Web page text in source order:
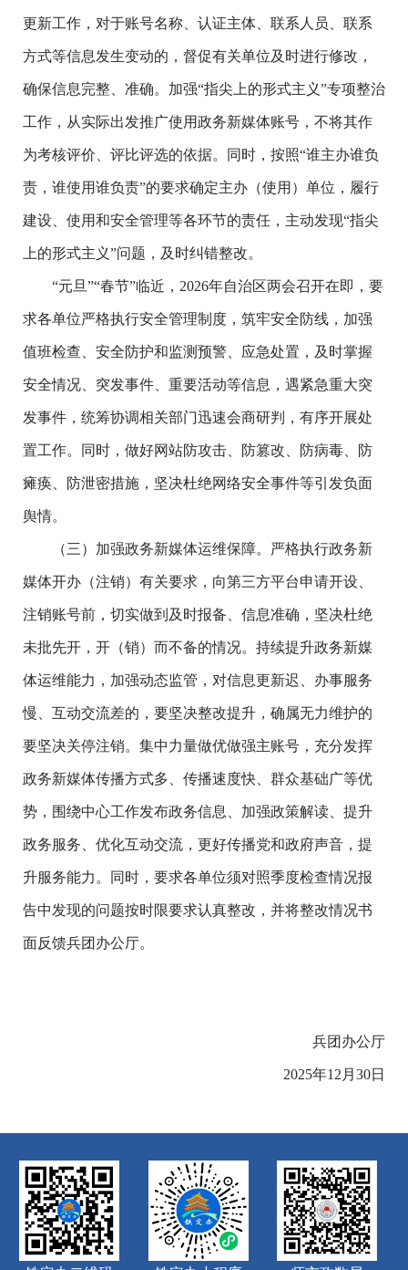
更新工作，对于账号名称、认证主体、联系人员、联系
方式等信息发生变动的，督促有关单位及时进行修改，
确保信息完整、准确。加强“指尖上的形式主义”专项整治
工作，从实际出发推广使用政务新媒体账号，不将其作
为考核评价、评比评选的依据。同时，按照“谁主办谁负
责，谁使用谁负责”的要求确定主办（使用）单位，履行
建设、使用和安全管理等各环节的责任，主动发现“指尖
上的形式主义”问题，及时纠错整改。
“元旦”“春节”临近，2026年自治区两会召开在即，要
求各单位严格执行安全管理制度，筑牢安全防线，加强
值班检查、安全防护和监测预警、应急处置，及时掌握
安全情况、突发事件、重要活动等信息，遇紧急重大突
发事件，统筹协调相关部门迅速会商研判，有序开展处
置工作。同时，做好网站防攻击、防篡改、防病毒、防
瘫痪、防泄密措施，坚决杜绝网络安全事件等引发负面
舆情。
（三）加强政务新媒体运维保障。严格执行政务新
媒体开办（注销）有关要求，向第三方平台申请开设、
注销账号前，切实做到及时报备、信息准确，坚决杜绝
未批先开，开（销）而不备的情况。持续提升政务新媒
体运维能力，加强动态监管，对信息更新迟、办事服务
慢、互动交流差的，要坚决整改提升，确属无力维护的
要坚决关停注销。集中力量做优做强主账号，充分发挥
政务新媒体传播方式多、传播速度快、群众基础广等优
势，围绕中心工作发布政务信息、加强政策解读、提升
政务服务、优化互动交流，更好传播党和政府声音，提
升服务能力。同时，要求各单位须对照季度检查情况报
告中发现的问题按时限要求认真整改，并将整改情况书
面反馈兵团办公厅。
兵团办公厅
2025年12月30日